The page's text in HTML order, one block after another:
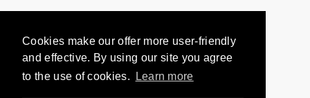
Cookies make our offer more user-friendly
and effective. By using our site you agree
to the use of cookies.
Learn more